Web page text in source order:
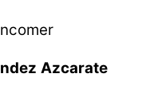
Azcarate